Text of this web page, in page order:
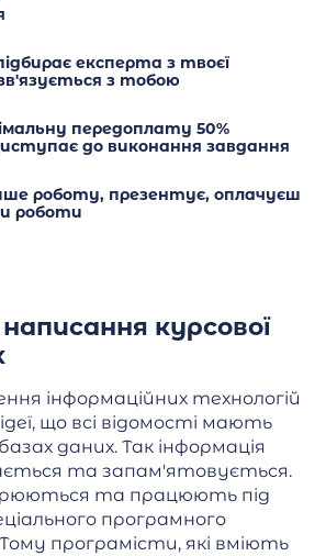
експерта з твоєї
з тобою
передоплату 50%
до виконання завдання
роботу, презентує, оплачуєш
роботи
курсової
інформаційних технологій
що всі відомості мають
даних. Так інформація
та запам'ятовується.
та працюють під
програмного
програмісти, які вміють